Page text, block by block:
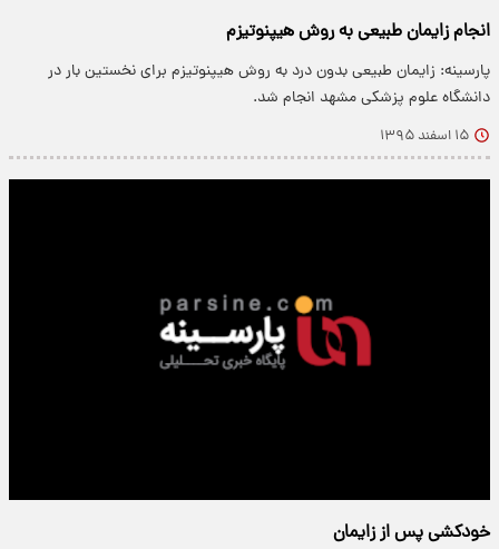
انجام زایمان طبیعی به روش هیپنوتیزم
پارسینه: زایمان طبیعی بدون درد به روش هیپنوتیزم برای نخستین بار در
دانشگاه علوم پزشکی مشهد انجام شد.
۱۵ اسفند ۱۳۹۵
خودکشی پس از زایمان